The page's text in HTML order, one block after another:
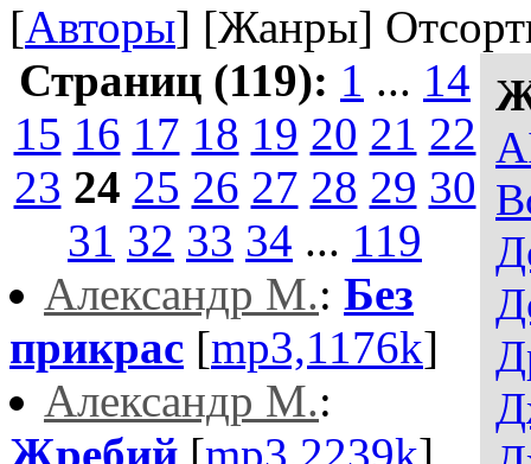
[Авторы] [Жанры]
Страниц (119): 1 ... 14
15 16 17 18 19 20 21 22
23 24 25 26 27 28 29 30
31 32 33 34 ... 119
Александр М.: Без
прикрас [mp3,1176k]
Александр М.: